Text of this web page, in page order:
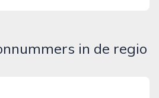
in de regio